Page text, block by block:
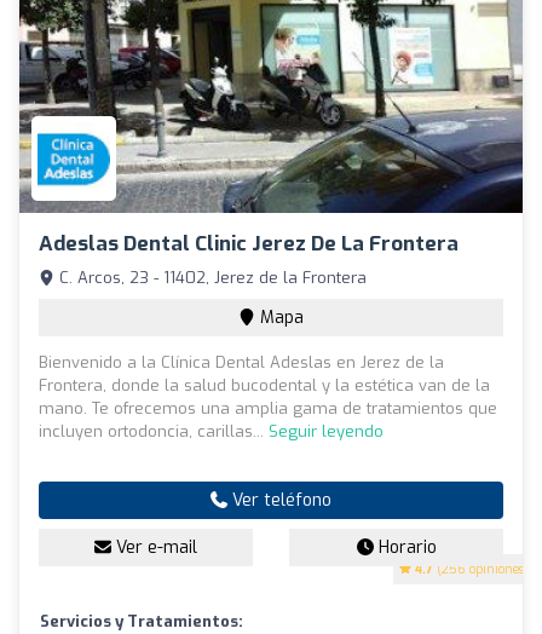
Adeslas Dental Clinic Jerez De La Frontera
4.7 (256 opiniones)
C. Arcos, 23 - 11402, Jerez de la Frontera
Mapa
Bienvenido a la Clínica Dental Adeslas en Jerez de la
Frontera, donde la salud bucodental y la estética van de la
mano. Te ofrecemos una amplia gama de tratamientos que
incluyen ortodoncia, carillas... Seguir leyendo
Ver teléfono
Ver e-mail Horario
Servicios y Tratamientos: